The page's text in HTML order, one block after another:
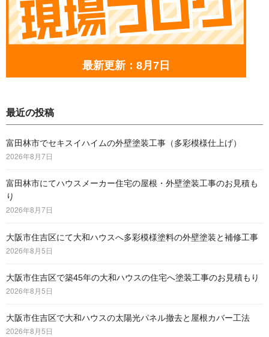
最新更新：8月7日
最近の投稿
富田林市でセキスイハイムの外壁塗装工事（多彩模様仕上げ）
2026年8月7日
富田林市にてハウスメーカー住宅の屋根・外壁塗装工事のお見積も
り
2026年8月7日
大阪市住吉区にて大和ハウスへ多彩模様塗料の外壁塗装と補修工事
2026年8月5日
大阪市住吉区で築45年の大和ハウスの住宅へ塗装工事のお見積もり
2026年8月5日
大阪市住吉区で大和ハウスの太陽光パネル撤去と屋根カバー工法
2026年8月5日